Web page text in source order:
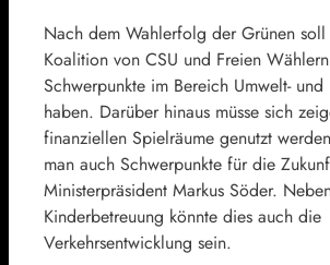
Nach dem Wahlerfolg der Grünen
Koalition von CSU und Freien
Schwerpunkte im Bereich Umwelt- und
haben. Darüber hinaus müsse sich
finanziellen Spielräume genutzt
man auch Schwerpunkte für die
Ministerpräsident Markus Söder.
Kinderbetreuung könnte dies auch die
Verkehrsentwicklung sein.